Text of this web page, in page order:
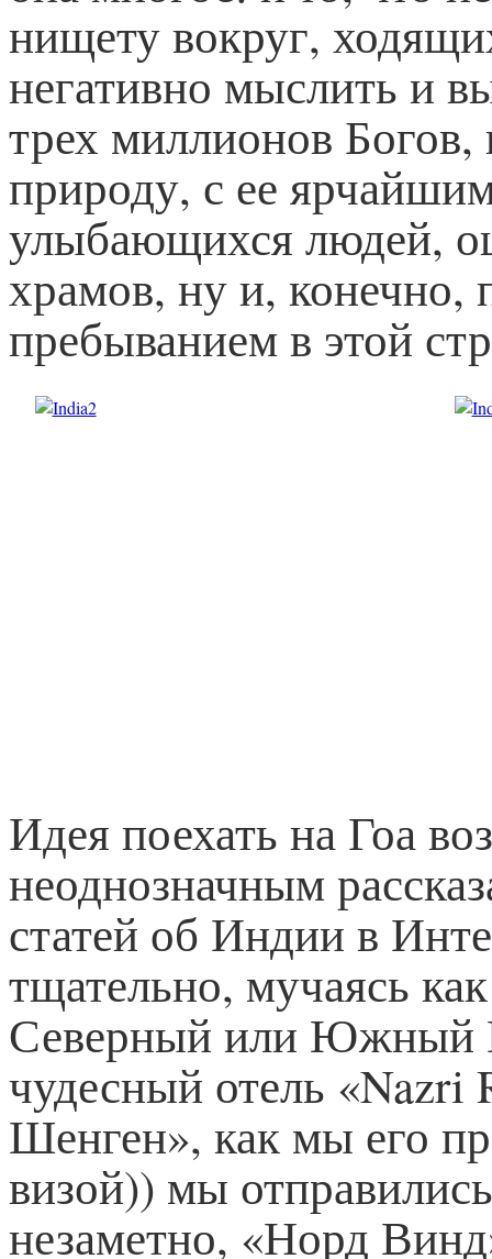
нищету вокруг,
негативно мыслить и
трех миллионов
природу, с ее
улыбающихся людей,
храмов, ну и, конечно,
пребыванием в этой
Идея поехать на Гоа
неоднозначным
статей об Индии в
тщательно, мучаясь
Северный или Южный
чудесный отель
Шенген», как мы его
визой)) мы
незаметно, «Норд